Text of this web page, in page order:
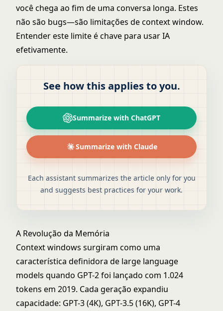
você chega ao fim de uma conversa longa. Estes
não são bugs—são limitações de context window.
Entender este limite é chave para usar IA
efetivamente.
See how this applies to you.
Summarize with ChatGPT
Summarize with Claude
Each assistant summarizes the article only for you
and suggests best practices for your work.
A Revolução da Memória
Context windows surgiram como uma
característica definidora de large language
models quando GPT-2 foi lançado com 1.024
tokens em 2019. Cada geração expandiu
capacidade: GPT-3 (4K), GPT-3.5 (16K), GPT-4